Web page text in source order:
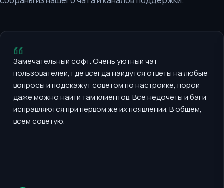
Замечательный софт. Очень уютный чат
пользователей, где всегда найдутся ответы на любые
вопросы и подскажут советом по настройке, порой
даже можно найти там клиентов. Все недочёты и баги
исправляются при первом же их появлении. В общем,
всем советую.